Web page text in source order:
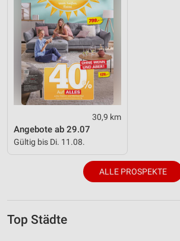
30,9 km
Angebote ab 29.07
Gültig bis Di. 11.08.
ALLE PROSPEKTE
Top Städte